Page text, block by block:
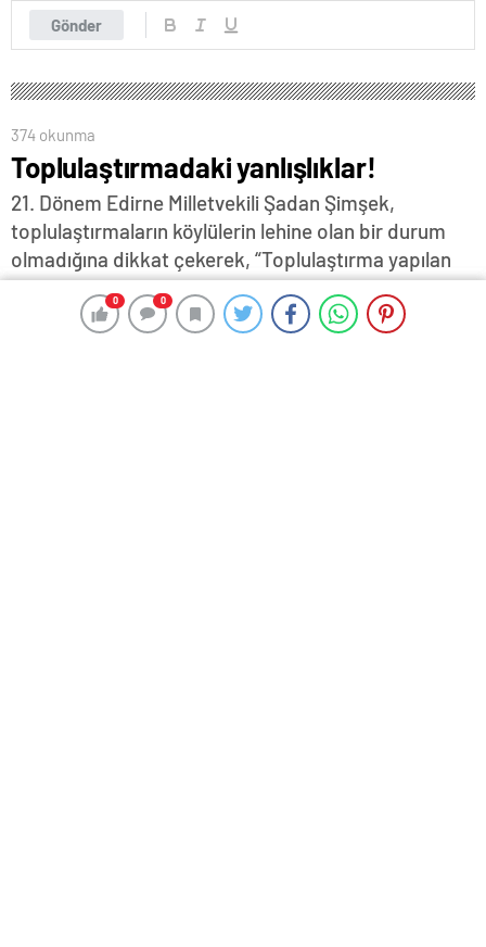
0 0
Gönder
374 okunma
Toplulaştırmadaki yanlışlıklar!
21. Dönem Edirne Milletvekili Şadan Şimşek,
toplulaştırmaların köylülerin lehine olan bir durum
olmadığına dikkat çekerek, “Toplulaştırma yapılan
köylerimiz, üreticilerimiz memnun değildir. Arazi
kayıplarından, alt yapısı olmadan teslim edilen
0 0